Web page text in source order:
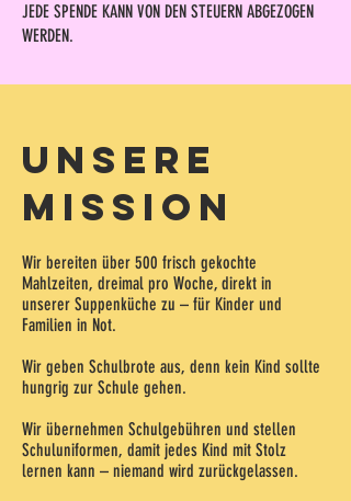
JEDE SPENDE KANN VON DEN STEUERN ABGEZOGEN
WERDEN.
unsere
mission
Wir bereiten über 500 frisch gekochte
Mahlzeiten, dreimal pro Woche, direkt in
unserer Suppenküche zu – für Kinder und
Familien in Not.
Wir geben Schulbrote aus, denn kein Kind sollte
hungrig zur Schule gehen.
Wir übernehmen Schulgebühren und stellen
Schuluniformen, damit jedes Kind mit Stolz
lernen kann – niemand wird zurückgelassen.